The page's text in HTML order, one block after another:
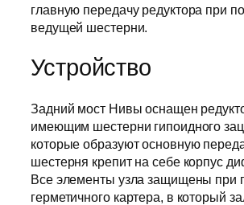
главную передачу редуктора при
ведущей шестерни.
Устройство
Задний мост Нивы оснащен
имеющим шестерни гипоидного
которые образуют основную
шестерня крепит на себе корпус
Все элементы узла защищены при
герметичного картера, в который